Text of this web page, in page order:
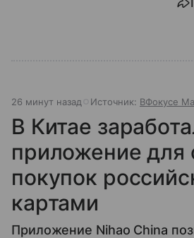
26 минут назад Источник: ВФокусе
В Китае
приложение для
покупок
картами
Приложение Nihao China